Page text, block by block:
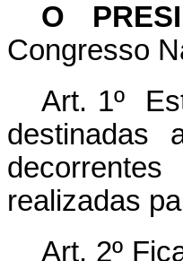
O
Congresso
Art. 1º
destinadas
realizadas
Art. 2º